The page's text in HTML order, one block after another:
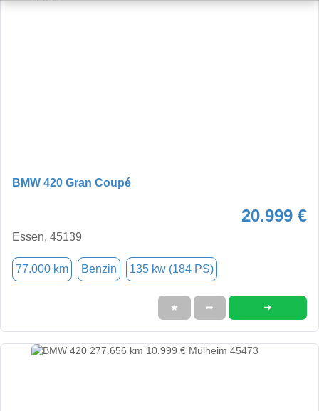
BMW 420 Gran Coupé
20.999 €
Essen, 45139
77.000 km Benzin 135 kw (184 PS)
★ ➦ ➜